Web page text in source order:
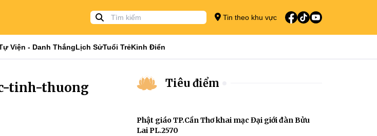
Tin theo khu vực
Viện - Danh ThắngLịch SửTuổi TrẻKinh Điển
tinh-thuong Tiêu điểm
Phật giáo TP.Cần Thơ khai mạc Đại giới đàn Bửu
Lai PL.2570